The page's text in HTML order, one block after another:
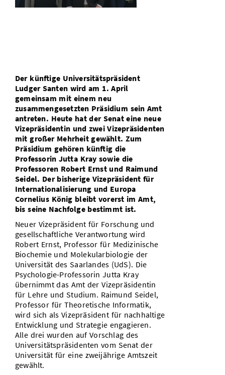
Vom Studium in den Beruf
Bibliothek
SIC Podcast
Alumni
Der künftige Universitätspräsident
Ludger Santen wird am 1. April
gemeinsam mit einem neu
zusammengesetzten Präsidium sein Amt
antreten. Heute hat der Senat eine neue
Vizepräsidentin und zwei Vizepräsidenten
mit großer Mehrheit gewählt. Zum
Präsidium gehören künftig die
Professorin Jutta Kray sowie die
Professoren Robert Ernst und Raimund
Seidel. Der bisherige Vizepräsident für
Internationalisierung und Europa
Cornelius König bleibt vorerst im Amt,
bis seine Nachfolge bestimmt ist.
Neuer Vizepräsident für Forschung und
gesellschaftliche Verantwortung wird
Robert Ernst, Professor für Medizinische
Biochemie und Molekularbiologie der
Universität des Saarlandes (UdS). Die
Psychologie-Professorin Jutta Kray
übernimmt das Amt der Vizepräsidentin
für Lehre und Studium. Raimund Seidel,
Professor für Theoretische Informatik,
wird sich als Vizepräsident für nachhaltige
Entwicklung und Strategie engagieren.
Alle drei wurden auf Vorschlag des
Universitätspräsidenten vom Senat der
Universität für eine zweijährige Amtszeit
gewählt.